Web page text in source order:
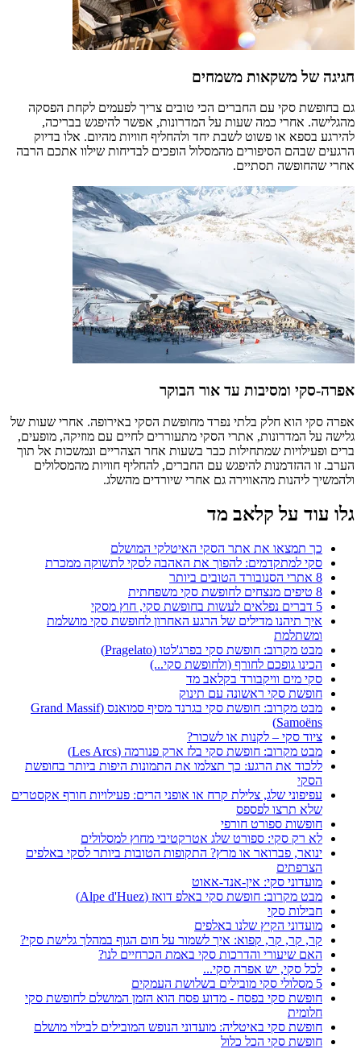
חגיגה של משקאות משמחים
גם בחופשת סקי עם החברים הכי טובים צריך לפעמים לקחת הפסקה
מהגלישה. אחרי כמה שעות על המדרונות, אפשר להיפגש בבריכה,
להירגע בספא או פשוט לשבת יחד ולהחליף חוויות מהיום. אלו בדיוק
הרגעים שבהם הסיפורים מהמסלול הופכים לבדיחות שילוו אתכם הרבה
אחרי שהחופשה תסתיים.
אפרה-סקי ומסיבות עד אור הבוקר
אפרה סקי הוא חלק בלתי נפרד מחופשת הסקי באירופה. אחרי שעות של
גלישה על המדרונות, אתרי הסקי מתעוררים לחיים עם מוזיקה, מופעים,
ברים ופעילויות שמתחילות כבר בשעות אחר הצהריים ונמשכות אל תוך
הערב. זו ההזדמנות להיפגש עם החברים, להחליף חוויות מהמסלולים
ולהמשיך ליהנות מהאווירה גם אחרי שיורדים מהשלג.
גלו עוד על קלאב מד
כך תמצאו את אתר הסקי האיטלקי המושלם
סקי למתקדמים: להפוך את האהבה לסקי לתשוקה ממכרת
8 אתרי הסנובורד הטובים ביותר
8 טיפים מנצחים לחופשת סקי משפחתית
5 דברים נפלאים לעשות בחופשת סקי, חוץ מסקי
איך תיהנו מדילים של הרגע האחרון לחופשת סקי מושלמת
ומשתלמת
מבט מקרוב: חופשת סקי בפרג'לטו (Pragelato)
הכינו גופכם לחורף (ולחופשת סקי...)
סקי מים וויקבורד בקלאב מד
חופשת סקי ראשונה עם תינוק
מבט מקרוב: חופשת סקי בגרנד מסיף סמואנס (Grand Massif
Samoëns)
ציוד סקי – לקנות או לשכור?
מבט מקרוב: חופשת סקי בלז ארק פנורמה (Les Arcs)
ללכוד את הרגע: כך תצלמו את התמונות היפות ביותר בחופשת
הסקי
עפיפוני שלג, צלילת קרח או אופני הרים: פעילויות חורף אקסטרים
שלא תרצו לפספס
חופשות ספורט חורפי
לא רק סקי: ספורט שלג אטרקטיבי מחוץ למסלולים
ינואר, פברואר או מרץ? התקופות הטובות ביותר לסקי באלפים
הצרפתים
מועדוני סקי: אין-אנד-אאוט
מבט מקרוב: חופשת סקי באלפ דואז (Alpe d'Huez)
חבילות סקי
מועדוני הקיץ שלנו באלפים
קר, קר, קר, קפוא: איך לשמור על חום הגוף במהלך גלישת סקי?
האם שיעורי והדרכות סקי באמת הכרחיים לנו?
לכל סקי, יש אפרה סקי...
5 מסלולי סקי מובילים בשלושת העמקים
חופשת סקי בפסח - מדוע פסח הוא הזמן המושלם לחופשת סקי
חלומית
חופשת סקי באיטליה: מועדוני הנופש המובילים לבילוי מושלם
חופשת סקי הכל כלול